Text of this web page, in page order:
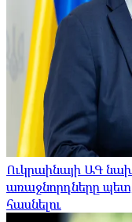
Ուկրաինայի ԱԳ
առաջնորդները
հասնելու